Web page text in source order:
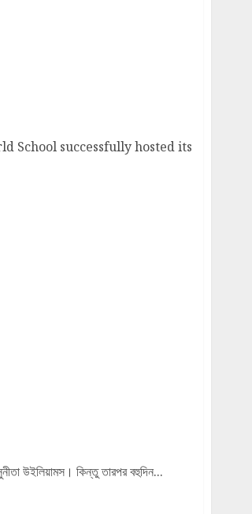
School successfully hosted its
উইলিয়ামস। কিন্তু তারপর বহুদিন...